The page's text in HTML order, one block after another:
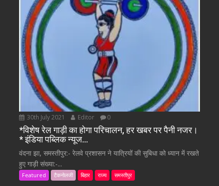
30th July 2021 Editor 0
*विशेष रेल गाड़ी का होगा परिचालन, हर खबर पर पैनी नजर।
* इंडिया पब्लिक न्यूज…
वंदना झा, समस्तीपुर:- रेलवे प्रशासन ने यात्रियों की सुबिधा को ध्यान में रखते
हुए गाड़ी संख्या:-...
Featured टैकनोलजी बिहार राज्य समस्तीपुर